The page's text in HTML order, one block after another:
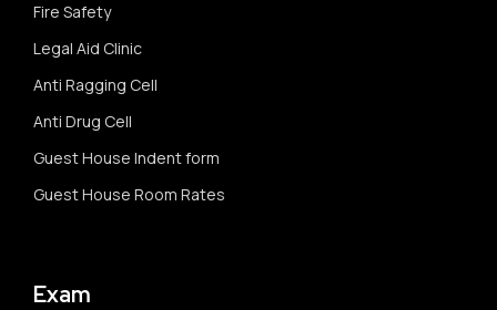
Fire Safety
Legal Aid Clinic
Anti Ragging Cell
Anti Drug Cell
Guest House Indent form
Guest House Room Rates
Exam